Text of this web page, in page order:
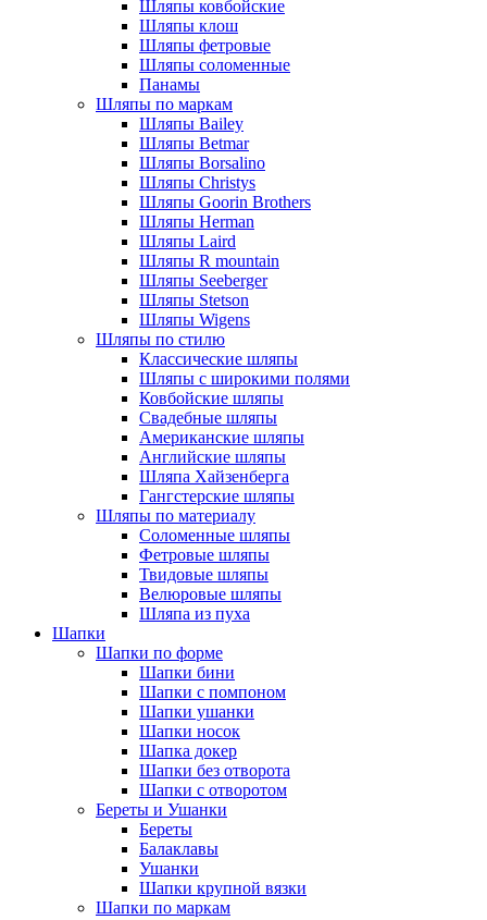
Шляпы ковбойские
Шляпы клош
Шляпы фетровые
Шляпы соломенные
Панамы
Шляпы по маркам
Шляпы Bailey
Шляпы Betmar
Шляпы Borsalino
Шляпы Christys
Шляпы Goorin Brothers
Шляпы Herman
Шляпы Laird
Шляпы R mountain
Шляпы Seeberger
Шляпы Stetson
Шляпы Wigens
Шляпы по стилю
Классические шляпы
Шляпы с широкими полями
Ковбойские шляпы
Свадебные шляпы
Американские шляпы
Английские шляпы
Шляпа Хайзенберга
Гангстерские шляпы
Шляпы по материалу
Соломенные шляпы
Фетровые шляпы
Твидовые шляпы
Велюровые шляпы
Шляпа из пуха
Шапки
Шапки по форме
Шапки бини
Шапки с помпоном
Шапки ушанки
Шапки носок
Шапка докер
Шапки без отворота
Шапки с отворотом
Береты и Ушанки
Береты
Балаклавы
Ушанки
Шапки крупной вязки
Шапки по маркам